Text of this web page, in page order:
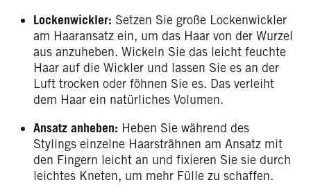
Lockenwickler: Setzen Sie große Lockenwickler
am Haaransatz ein, um das Haar von der Wurzel
aus anzuheben. Wickeln Sie das leicht feuchte
Haar auf die Wickler und lassen Sie es an der
Luft trocken oder föhnen Sie es. Das verleiht
dem Haar ein natürliches Volumen.
Ansatz anheben: Heben Sie während des
Stylings einzelne Haarsträhnen am Ansatz mit
den Fingern leicht an und fixieren Sie sie durch
leichtes Kneten, um mehr Fülle zu schaffen.